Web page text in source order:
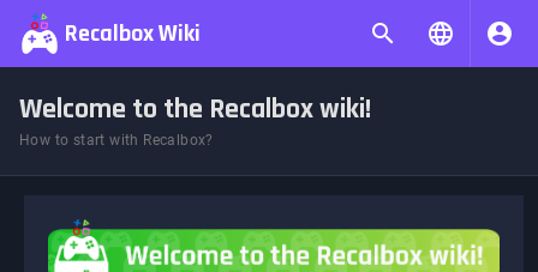
Recalbox Wiki
Welcome to the Recalbox wiki!
How to start with Recalbox?